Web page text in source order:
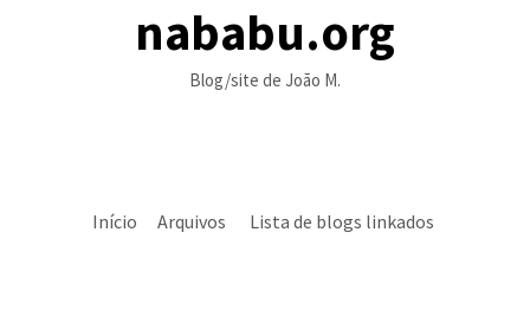
nababu.org
Blog/site de João M.
Início Arquivos Lista de blogs linkados